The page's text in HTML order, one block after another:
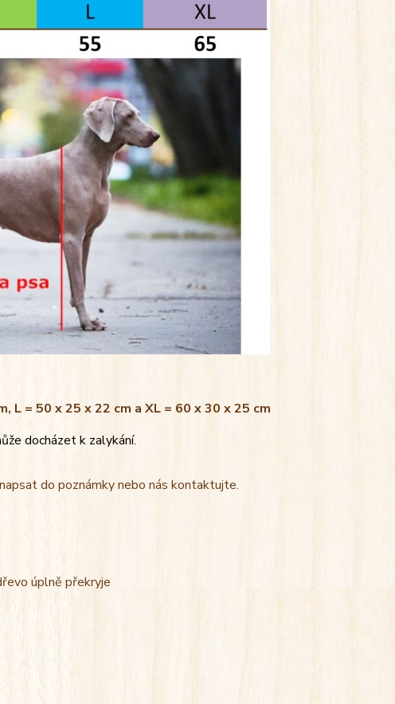
L = 50 x 25 x 22 cm a XL = 60 x 30 x 25 cm
docházet k zalykání.
do poznámky nebo nás kontaktujte.
úplně překryje